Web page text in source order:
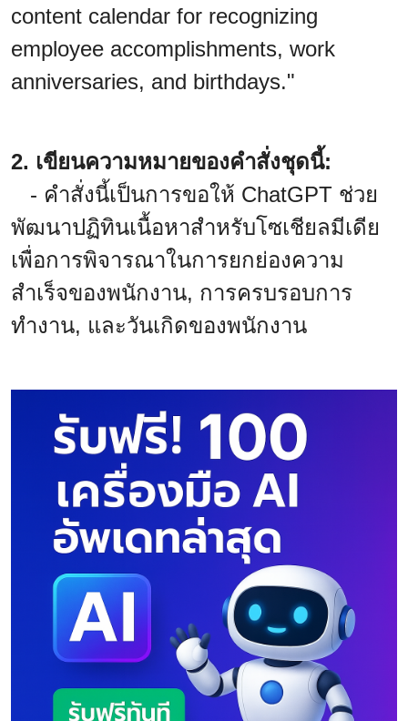
content calendar for recognizing
employee accomplishments, work
anniversaries, and birthdays."
2. เขียนความหมายของคำสั่งชุดนี้:
- คำสั่งนี้เป็นการขอให้ ChatGPT ช่วย
พัฒนาปฏิทินเนื้อหาสำหรับโซเชียลมีเดีย
เพื่อการพิจารณาในการยกย่องความ
สำเร็จของพนักงาน, การครบรอบการ
ทำงาน, และวันเกิดของพนักงาน